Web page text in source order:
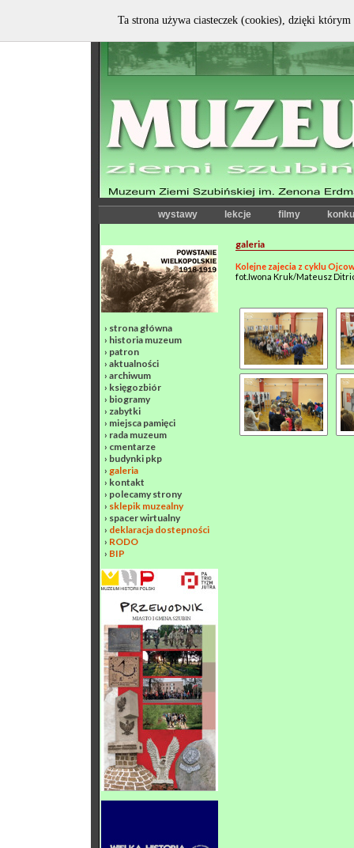
wystawy lekcje filmy
› strona główna
› historia muzeum
› patron
› aktualności
› archiwum
› księgozbiór
› biogramy
› zabytki
› miejsca pamięci
› rada muzeum
› cmentarze
› budynki pkp
› galeria
› kontakt
› polecamy strony
› sklepik muzealny
› spacer wirtualny
› deklaracja dostepności
› RODO
› BIP
galeria
Kolejne zajecia z cyklu
fot.Iwona Kruk/Mateusz
Ta strona używa ciasteczek (cookies), dzięki